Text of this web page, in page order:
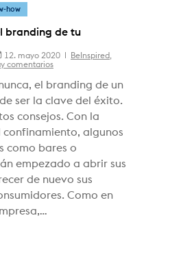
how
branding de tu
12. mayo 2020 BeInspired
comentarios
el branding de un
ser la clave del éxito.
consejos. Con la
confinamiento, algunos
como bares o
empezado a abrir sus
de nuevo sus
Como en